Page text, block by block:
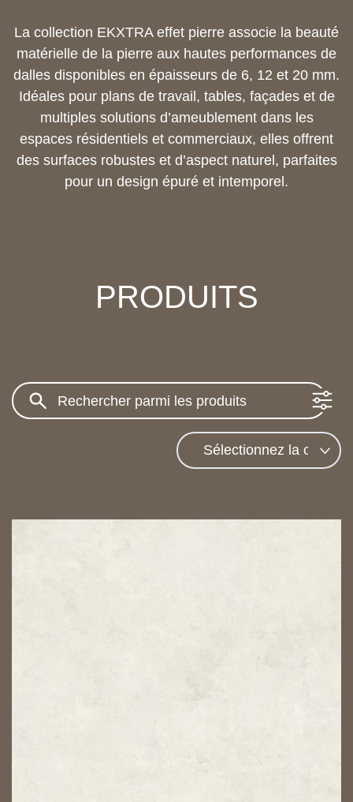
La collection EKXTRA effet pierre associe la beauté
matérielle de la pierre aux hautes performances de
dalles disponibles en épaisseurs de 6, 12 et 20 mm.
Idéales pour plans de travail, tables, façades et de
multiples solutions d’ameublement dans les
espaces résidentiels et commerciaux, elles offrent
des surfaces robustes et d’aspect naturel, parfaites
pour un design épuré et intemporel.
PRODUITS
Search: